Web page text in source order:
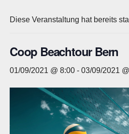
Diese Veranstaltung hat bereits
Coop Beachtour Bern
01/09/2021 @ 8:00 - 03/09/2021